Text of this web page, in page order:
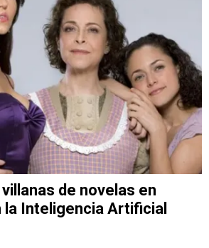
de novelas en
la Inteligencia Artificial